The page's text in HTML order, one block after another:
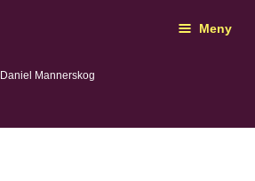
Meny
Daniel Mannerskog